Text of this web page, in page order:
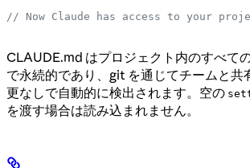
// Now Claude has access to your
CLAUDE.md はプロジェクト内のすべて
で永続的であり、git を通じてチームと共
更なしで自動的に検出されます。空の
を渡す場合は読み込まれません。